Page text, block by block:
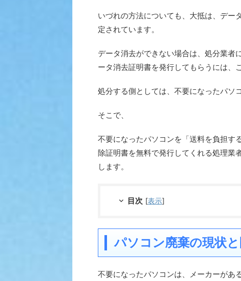
いづれの方法についても、大抵は、デー
定されています。
データ消去ができない場合は、処分業者
ータ消去証明書を発行してもらうには、
処分する側としては、不要になったパソ
そこで、
不要になったパソコンを「送料を負担す
除証明書を無料で発行してくれる処理業
します。
目次 [表示]
パソコン廃棄の現状
不要になったパソコンは、メーカーがあ